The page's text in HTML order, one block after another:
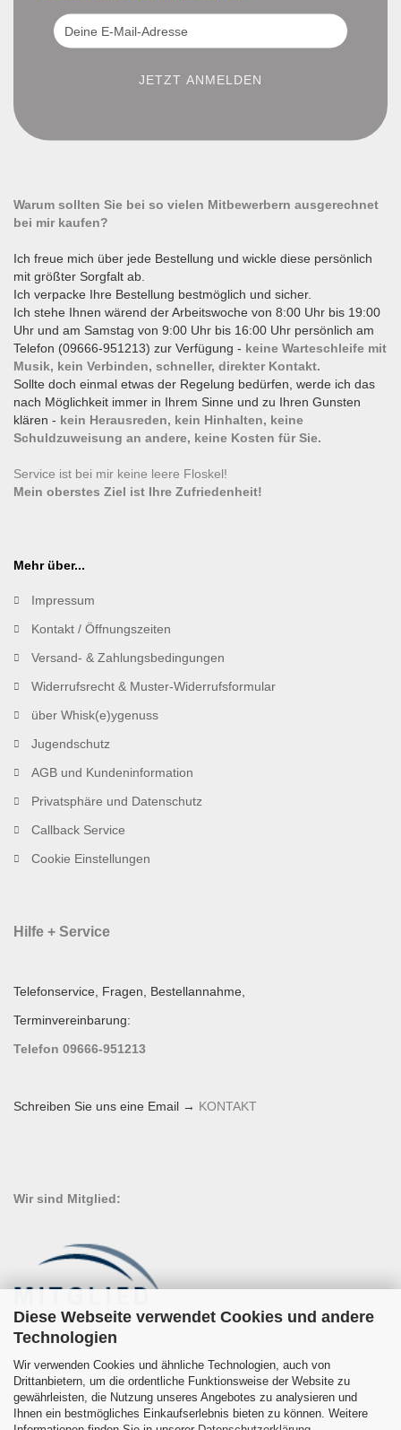
Diese Webseite verwendet Cookies und andere
Technologien
Wir verwenden Cookies und ähnliche Technologien, auch von
Drittanbietern, um die ordentliche Funktionsweise der Website zu
gewährleisten, die Nutzung unseres Angebotes zu analysieren und
Ihnen ein bestmögliches Einkaufserlebnis bieten zu können. Weitere
Warum sollten Sie bei so vielen Mitbewerbern ausgerechnet
bei mir kaufen?
Ich freue mich über jede Bestellung und wickle diese persönlich
mit größter Sorgfalt ab.
Ich verpacke Ihre Bestellung bestmöglich und sicher.
Ich stehe Ihnen wärend der Arbeitswoche von 8:00 Uhr bis 19:00
Uhr und am Samstag von 9:00 Uhr bis 16:00 Uhr persönlich am
Telefon (09666-951213) zur Verfügung - keine Warteschleife mit
Musik, kein Verbinden, schneller, direkter Kontakt.
Sollte doch einmal etwas der Regelung bedürfen, werde ich das
nach Möglichkeit immer in Ihrem Sinne und zu Ihren Gunsten
klären - kein Herausreden, kein Hinhalten, keine
Schuldzuweisung an andere, keine Kosten für Sie.
Service ist bei mir keine leere Floskel!
Mein oberstes Ziel ist Ihre Zufriedenheit!
Mehr über...
Impressum
Kontakt / Öffnungszeiten
Versand- & Zahlungsbedingungen
Widerrufsrecht & Muster-Widerrufsformular
über Whisk(e)ygenuss
Jugendschutz
AGB und Kundeninformation
Privatsphäre und Datenschutz
Callback Service
Cookie Einstellungen
Hilfe + Service
Telefonservice, Fragen, Bestellannahme,
Terminvereinbarung:
Telefon 09666-951213
Schreiben Sie uns eine Email → KONTAKT
Wir sind Mitglied: